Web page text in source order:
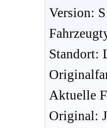
Version: S
Standort:
Aktuelle
Original: